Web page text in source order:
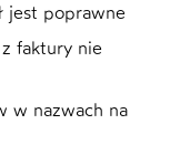
jest poprawne
faktury nie
w nazwach na